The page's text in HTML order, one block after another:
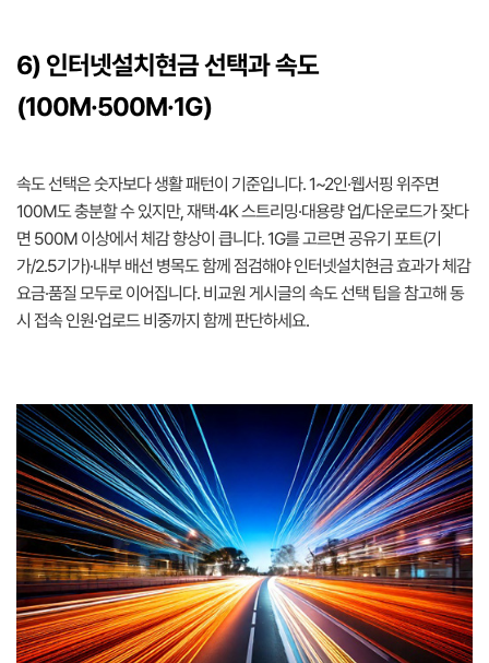
6) 인터넷설치현금 선택과 속도
(100M·500M·1G)
속도 선택은 숫자보다 생활 패턴이 기준입니다. 1~2인·웹서핑 위주면
100M도 충분할 수 있지만, 재택·4K 스트리밍·대용량 업/다운로드가 잦다
면 500M 이상에서 체감 향상이 큽니다. 1G를 고르면 공유기 포트(기
가/2.5기가)·내부 배선 병목도 함께 점검해야 인터넷설치현금 효과가 체감
요금·품질 모두로 이어집니다. 비교원 게시글의 속도 선택 팁을 참고해 동
시 접속 인원·업로드 비중까지 함께 판단하세요.